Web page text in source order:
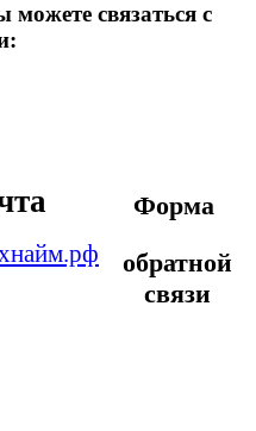
связаться с
Форма
обратной
связи